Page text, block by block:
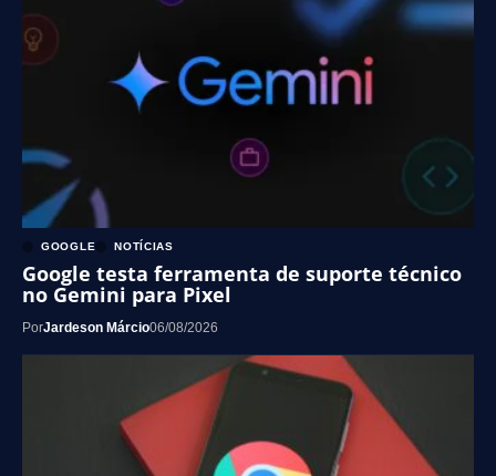
GOOGLE NOTÍCIAS
Google testa ferramenta de suporte técnico
no Gemini para Pixel
PorJardeson Márcio06/08/2026